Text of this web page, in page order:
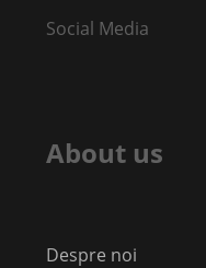
Social Media
About us
Despre noi